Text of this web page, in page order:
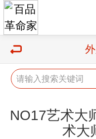
NO17艺术大
术大